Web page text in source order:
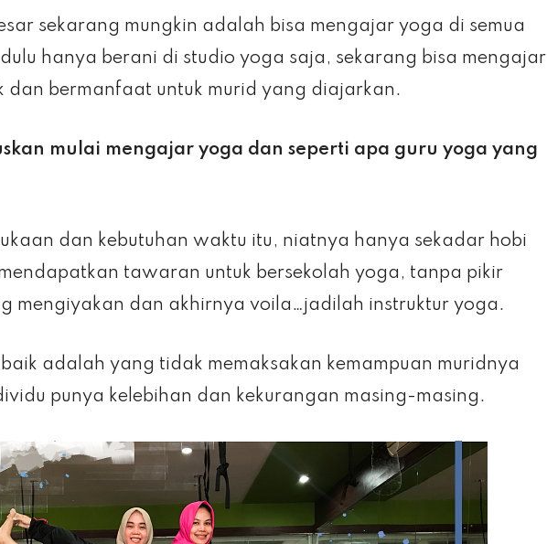
sekarang mungkin adalah bisa mengajar yoga di semua
hanya berani di studio yoga saja, sekarang bisa mengajar
dan bermanfaat untuk murid yang diajarkan.
mulai mengajar yoga dan seperti apa guru yoga yang
dan kebutuhan waktu itu, niatnya hanya sekadar hobi
tawaran untuk bersekolah yoga, tanpa pikir
mengiyakan dan akhirnya voila…jadilah instruktur yoga.
adalah yang tidak memaksakan kemampuan muridnya
punya kelebihan dan kekurangan masing-masing.